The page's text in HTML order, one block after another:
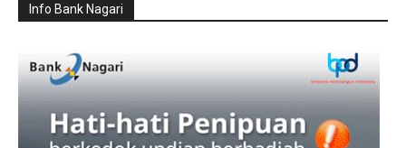
Info Bank Nagari